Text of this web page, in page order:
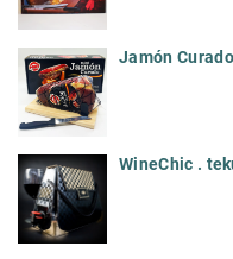
Jamón
WineChic .